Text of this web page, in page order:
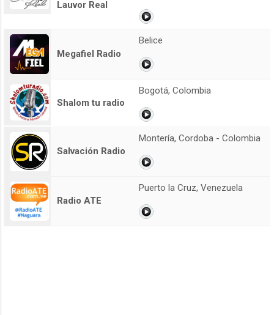
Lauvor Real
Megafiel Radio
Belice
Shalom tu radio
Bogotá, Colombia
Salvación Radio
Montería, Cordoba - Colombia
Radio ATE
Puerto la Cruz, Venezuela